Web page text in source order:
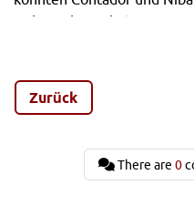
nicht mehr mithalten. Nur
Froome am Ende auch
einiger Zeit Rückstand ins
Aus deutscher Sicht gab
verbuchen. Andre Greipel
Zurück
There are 0